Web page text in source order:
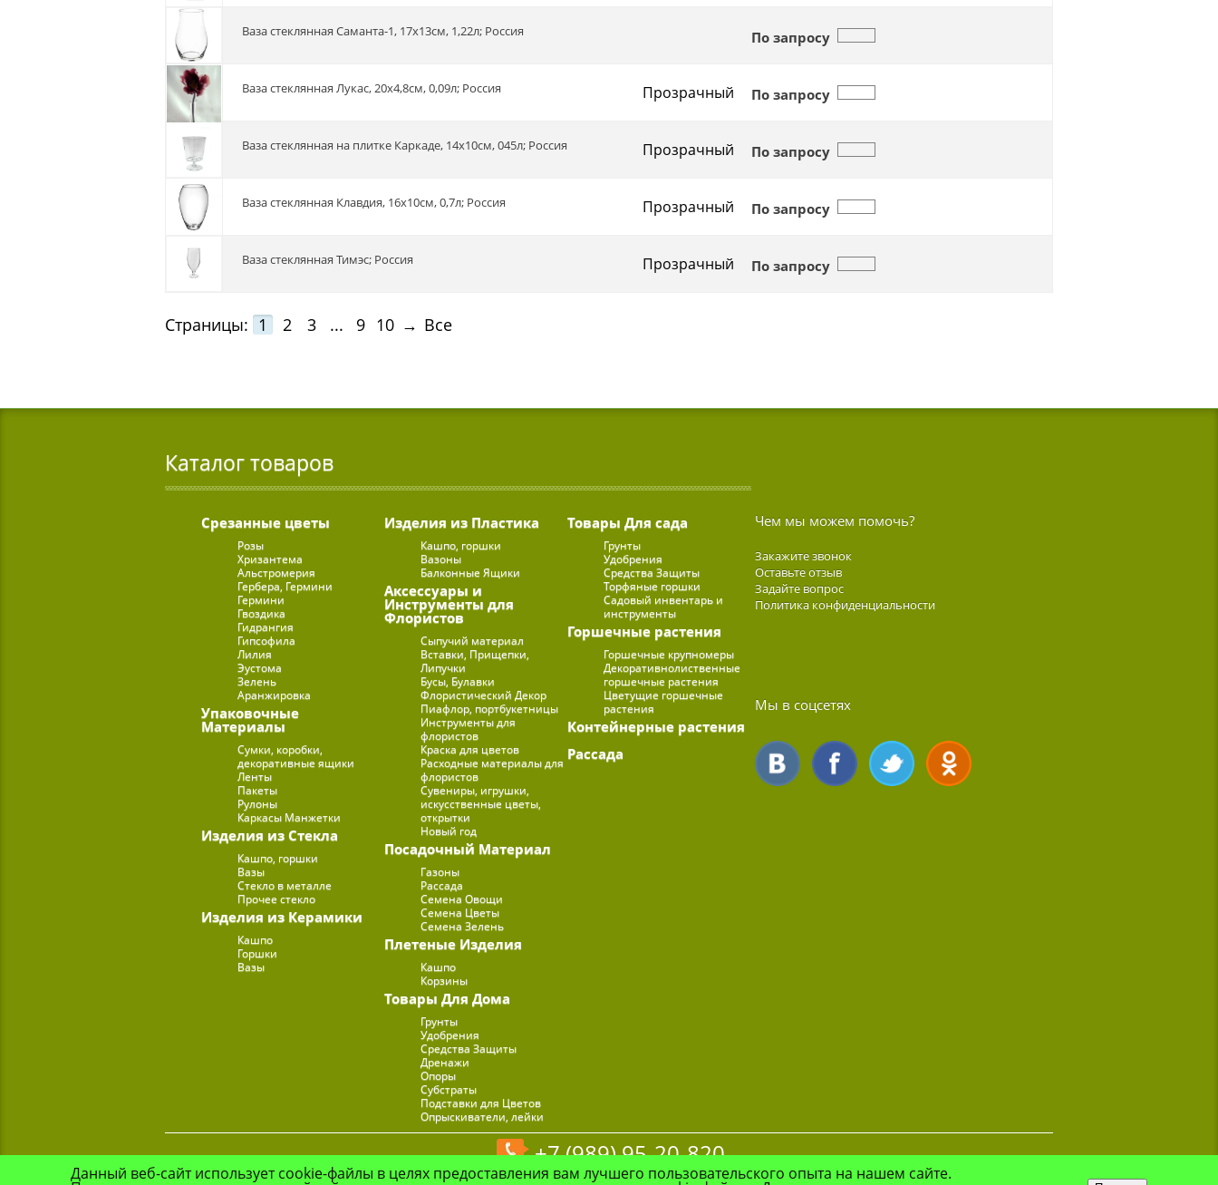
Ваза стеклянная Саманта-1, 17х13см, 1,22л; Россия По запросу
Ваза стеклянная Лукас, 20х4,8см, 0,09л; Россия Прозрачный По запросу
Ваза стеклянная на плитке Каркаде, 14х10см, 045л; Россия Прозрачный По запросу
Ваза стеклянная Клавдия, 16х10см, 0,7л; Россия Прозрачный По запросу
Ваза стеклянная Тимэс; Россия Прозрачный По запросу
Страницы: 1 2 3 ... 9 10 → Все
Каталог товаров
Срезанные цветы
Розы
Хризантема
Альстромерия
Гербера, Гермини
Гермини
Гвоздика
Гидрангия
Гипсофила
Лилия
Эустома
Зелень
Аранжировка
Упаковочные
Материалы
Сумки, коробки,
декоративные ящики
Ленты
Пакеты
Рулоны
Каркасы Манжетки
Изделия из Стекла
Кашпо, горшки
Вазы
Стекло в металле
Прочее стекло
Изделия из Керамики
Кашпо
Горшки
Вазы
Изделия из Пластика
Кашпо, горшки
Вазоны
Балконные Ящики
Аксессуары и
Инструменты для
Флористов
Сыпучий материал
Вставки, Прищепки,
Липучки
Бусы, Булавки
Флористический Декор
Пиафлор, портбукетницы
Инструменты для
флористов
Краска для цветов
Расходные материалы для
флористов
Сувениры, игрушки,
искусственные цветы,
открытки
Новый год
Посадочный Материал
Газоны
Рассада
Семена Овощи
Семена Цветы
Семена Зелень
Плетеные Изделия
Кашпо
Корзины
Товары Для Дома
Грунты
Удобрения
Средства Защиты
Дренажи
Опоры
Субстраты
Подставки для Цветов
Опрыскиватели, лейки
Товары Для сада
Грунты
Удобрения
Средства Защиты
Торфяные горшки
Садовый инвентарь и
инструменты
Горшечные растения
Горшечные крупномеры
Декоративнолиственные
горшечные растения
Цветущие горшечные
растения
Контейнерные растения
Рассада
Чем мы можем помочь?
Закажите звонок
Оставьте отзыв
Задайте вопрос
Политика конфиденциальности
Мы в соцсетях
+7 (989) 95-20-820
© Цветочная Компания "Флоранж", 2026
Данный веб-сайт использует cookie-файлы в целях предоставления вам лучшего пользовательского опыта на нашем сайте.